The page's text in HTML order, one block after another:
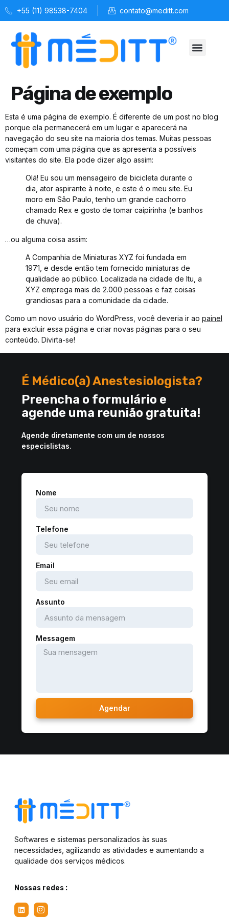
+55 (11) 98538-7404 contato@meditt.com
Página de exemplo
Esta é uma página de exemplo. É diferente de um post no blog
porque ela permanecerá em um lugar e aparecerá na
navegação do seu site na maioria dos temas. Muitas pessoas
começam com uma página que as apresenta a possíveis
visitantes do site. Ela pode dizer algo assim:
Olá! Eu sou um mensageiro de bicicleta durante o
dia, ator aspirante à noite, e este é o meu site. Eu
moro em São Paulo, tenho um grande cachorro
chamado Rex e gosto de tomar caipirinha (e banhos
de chuva).
…ou alguma coisa assim:
A Companhia de Miniaturas XYZ foi fundada em
1971, e desde então tem fornecido miniaturas de
qualidade ao público. Localizada na cidade de Itu, a
XYZ emprega mais de 2.000 pessoas e faz coisas
grandiosas para a comunidade da cidade.
Como um novo usuário do WordPress, você deveria ir ao painel
para excluir essa página e criar novas páginas para o seu
conteúdo. Divirta-se!
É Médico(a) Anestesiologista?
Preencha o formulário e
agende uma reunião gratuita!
Agende diretamente com um de nossos
especislistas.
Nome
Telefone
Email
Assunto
Messagem
Agendar
Softwares e sistemas personalizados às suas
necessidades, agilizando as atividades e aumentando a
qualidade dos serviços médicos.
Nossas redes :